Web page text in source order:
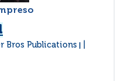
Bros Publications